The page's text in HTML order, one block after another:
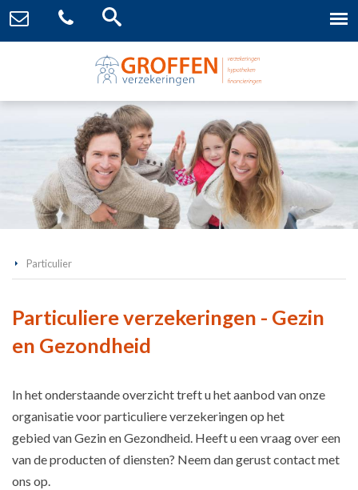
Particulier
Particuliere verzekeringen - Gezin
en Gezondheid
In het onderstaande overzicht treft u het aanbod van onze
organisatie voor particuliere verzekeringen op het
gebied van Gezin en Gezondheid. Heeft u een vraag over een
van de producten of diensten? Neem dan gerust contact met
ons op.